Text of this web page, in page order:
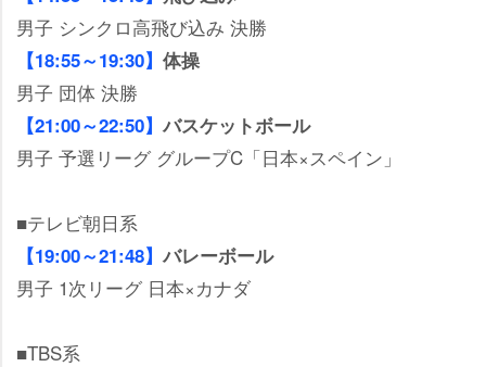
男子 シンクロ高飛び込み 決勝
【18:55～19:30】 体操
男子 団体 決勝
【21:00～22:50】バスケットボール
男子 予選リーグ グループC「日本×スペイン」
■テレビ朝日系
【19:00～21:48】バレーボール
男子 1次リーグ 日本×カナダ
■TBS系